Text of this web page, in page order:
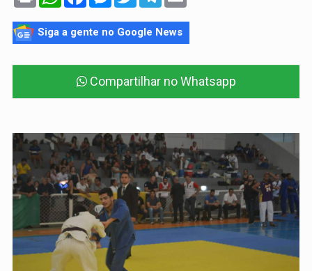
Siga a gente no Google News
Compartilhar no Whatsapp